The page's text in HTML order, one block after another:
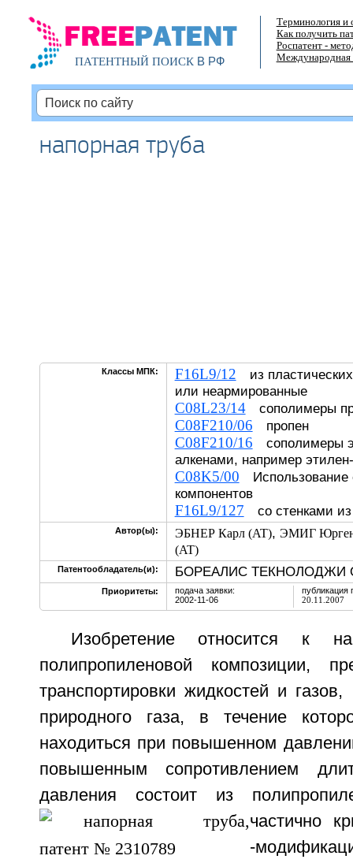
ПАТЕНТНЫЙ ПОИСКВ РФ
Терминология и
Как получить
Роспатент -
Международная
напорная труба
Классы МПК: F16L9/12 из
или неармированные
C08L23/14сополимеры
C08F210/06 пропен
C08F210/16 сополимеры
алкенами, например
C08K5/00 Использование
компонентов
F16L9/127 со стенками из
Автор(ы): ЭБНЕР Карл (AT), ЭМИГ
(AT)
Патентообладатель(и): БОРЕАЛИС ТЕКНОЛОДЖИ
Приоритеты:
подача заявки:
2002-11-06
публикация
20.11.2007
Изобретение относится к
полипропиленовой композиции,
транспортировки жидкостей и
природного газа, в течение
находиться при повышенном
повышенным сопротивлением
давления состоит из
частично
-